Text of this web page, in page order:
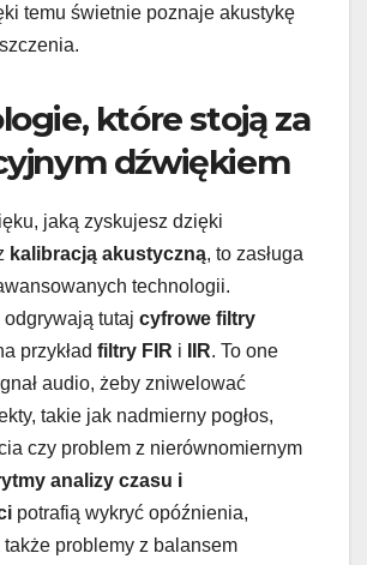
temu świetnie poznaje akustykę
które stoją za
dźwiękiem
jaką zyskujesz dzięki
kalibracją akustyczną, to zasługa
technologii.
tutaj cyfrowe filtry
przykład filtry FIR i IIR. To one
audio, żeby zniwelować
takie jak nadmierny pogłos,
czy problem z nierównomiernym
analizy czasu i
potrafią wykryć opóźnienia,
także problemy z balansem